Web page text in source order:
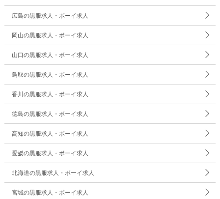
広島の黒服求人・ボーイ求人
岡山の黒服求人・ボーイ求人
山口の黒服求人・ボーイ求人
鳥取の黒服求人・ボーイ求人
香川の黒服求人・ボーイ求人
徳島の黒服求人・ボーイ求人
高知の黒服求人・ボーイ求人
愛媛の黒服求人・ボーイ求人
北海道の黒服求人・ボーイ求人
宮城の黒服求人・ボーイ求人